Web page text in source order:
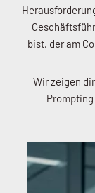
bist, der am
Wir zeigen